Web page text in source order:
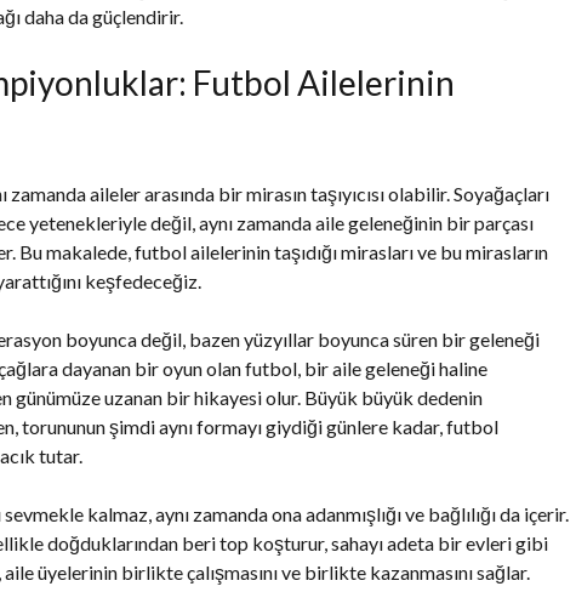
daha da güçlendirir.
Futbol Ailelerinin
aileler arasında bir mirasın taşıyıcısı olabilir. Soyağaçları
yetenekleriyle değil, aynı zamanda aile geleneğinin bir parçası
Bu makalede, futbol ailelerinin taşıdığı mirasları ve bu mirasların
keşfedeceğiz.
boyunca değil, bazen yüzyıllar boyunca süren bir geleneği
dayanan bir oyun olan futbol, bir aile geleneği haline
günümüze uzanan bir hikayesi olur. Büyük büyük dedenin
torununun şimdi aynı formayı giydiği günlere kadar, futbol
tutar.
kalmaz, aynı zamanda ona adanmışlığı ve bağlılığı da içerir.
doğduklarından beri top koşturur, sahayı adeta bir evleri gibi
üyelerinin birlikte çalışmasını ve birlikte kazanmasını sağlar.